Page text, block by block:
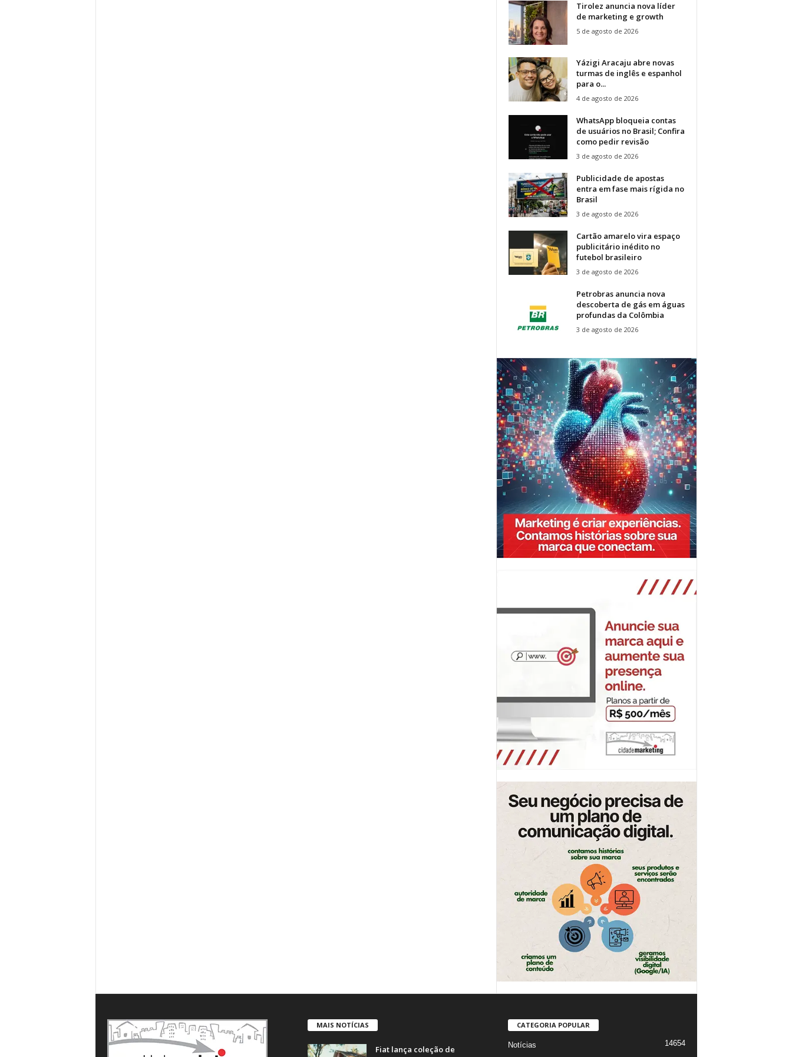
Tirolez anuncia nova líder
de marketing e growth
5 de agosto de 2026
Yázigi Aracaju abre novas
turmas de inglês e espanhol
para o...
4 de agosto de 2026
WhatsApp bloqueia contas
de usuários no Brasil; Confira
como pedir revisão
3 de agosto de 2026
Publicidade de apostas
entra em fase mais rígida no
Brasil
3 de agosto de 2026
Cartão amarelo vira espaço
publicitário inédito no
futebol brasileiro
3 de agosto de 2026
Petrobras anuncia nova
descoberta de gás em águas
profundas da Colômbia
3 de agosto de 2026
MAIS NOTÍCIAS
Fiat lança coleção de
CATEGORIA POPULAR
Notícias
14654